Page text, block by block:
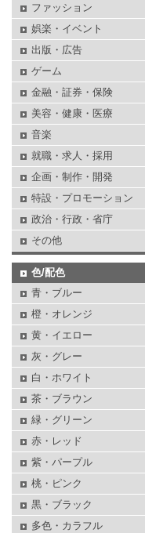
ファッション
娯楽・イベント
出版・広告
ゲーム
金融・証券・保険
美容・健康・医療
音楽
就職・求人・採用
企画・制作・開発
特設・プロモーション
政治・行政・省庁
その他
色/配色
青・ブルー
橙・オレンジ
黄・イエロー
灰・グレー
白・ホワイト
茶・ブラウン
緑・グリーン
赤・レッド
紫・パープル
桃・ピンク
黒・ブラック
多色・カラフル